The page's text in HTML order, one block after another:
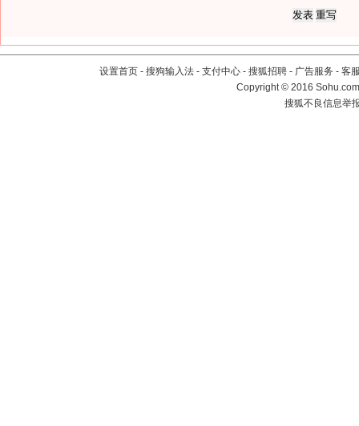
设置首页 - 搜狗输入法 - 支付中心 - 搜狐招聘 - 广告服务 - 客
Copyright©2016
搜狐不良信息举